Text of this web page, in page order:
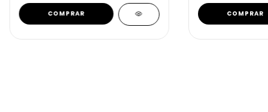
COMPRAR COMPRAR